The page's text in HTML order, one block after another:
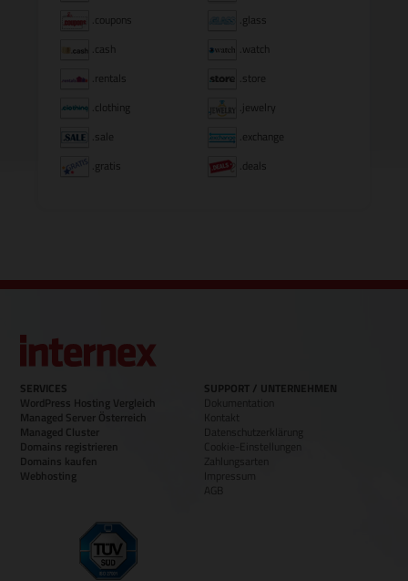
.coupons
.glass
.cash
.watch
.rentals
.store
.clothing
.jewelry
.sale
.exchange
.gratis
.deals
SERVICES
WordPress Hosting Vergleich
Managed Server Österreich
Managed Cluster
Domains registrieren
Domains kaufen
Webhosting
SUPPORT / UNTERNEHMEN
Dokumentation
Kontakt
Datenschutzerklärung
Cookie-Einstellungen
Zahlungsarten
Impressum
AGB